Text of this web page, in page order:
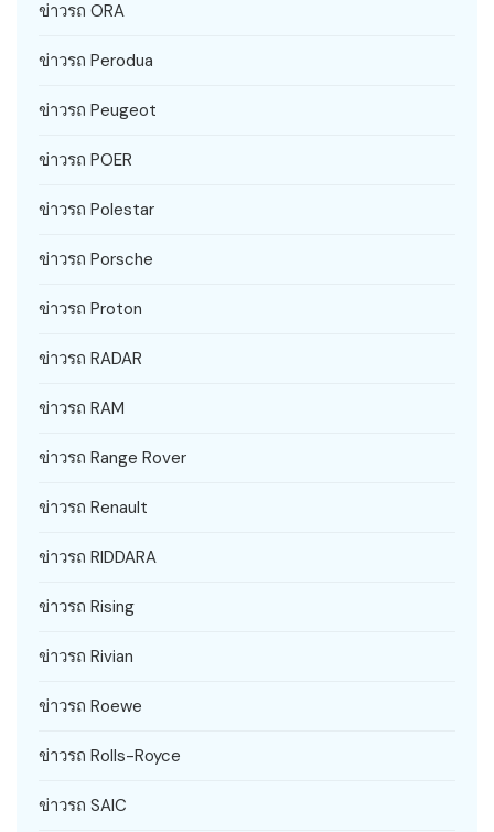
ข่าวรถ ORA
ข่าวรถ Perodua
ข่าวรถ Peugeot
ข่าวรถ POER
ข่าวรถ Polestar
ข่าวรถ Porsche
ข่าวรถ Proton
ข่าวรถ RADAR
ข่าวรถ RAM
ข่าวรถ Range Rover
ข่าวรถ Renault
ข่าวรถ RIDDARA
ข่าวรถ Rising
ข่าวรถ Rivian
ข่าวรถ Roewe
ข่าวรถ Rolls-Royce
ข่าวรถ SAIC